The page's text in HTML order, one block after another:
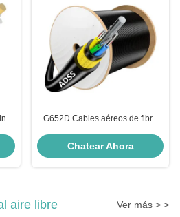
G652D Cables aéreos de fibra
ADSS autoportante de núcleo
Chatear Ahora
aire libre Ver más > >